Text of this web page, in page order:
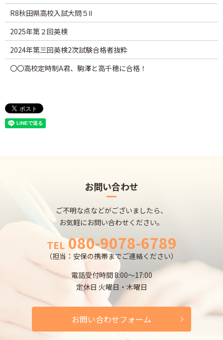
R8秋田県高校入試大問５Ⅱ
2025年第２回英検
2024年第三回英検2次試験合格者抜粋
〇〇高校定時制A君、駒澤と高千穂に合格！
お問い合わせ
ご不明な点などがございましたら、
お気軽にお問い合わせください。
TEL 080-9078-6789
（担当：安保の携帯までご連絡ください）
電話受付時間 8:00～17:00
定休日 火曜日・木曜日
お問い合わせフォーム